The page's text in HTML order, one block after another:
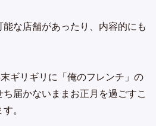
な店舗があったり、内容的にも
ギリギリに「俺のフレンチ」の
届かないままお正月を過ごすこ
。